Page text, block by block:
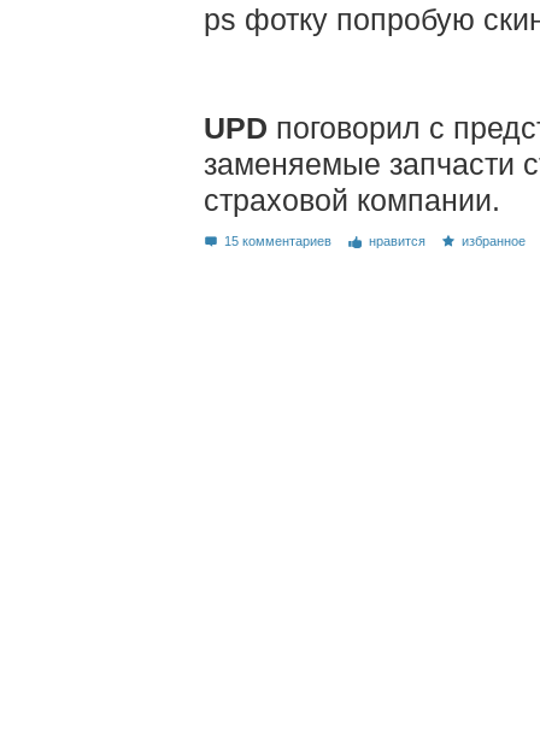
ps фотку попробую
UPD поговорил с
заменяемые запчасти
страховой компании.
15 комментариев нравится избранное